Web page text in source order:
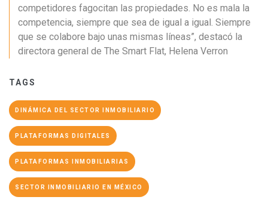
competidores fagocitan las propiedades. No es mala la
competencia, siempre que sea de igual a igual. Siempre
que se colabore bajo unas mismas líneas”, destacó la
directora general de The Smart Flat, Helena Verron
TAGS
DINÁMICA DEL SECTOR INMOBILIARIO
PLATAFORMAS DIGITALES
PLATAFORMAS INMOBILIARIAS
SECTOR INMOBILIARIO EN MÉXICO